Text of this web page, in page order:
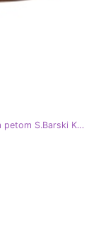
Elegantne ženske sandale s dekoracijom s ravnim petom S.Barski KV51-003 ružičasto zlato zlatni